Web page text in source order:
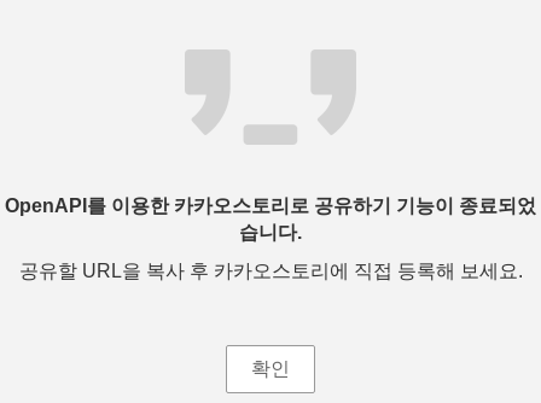
OpenAPI를 이용한 카카오스토리로 공유하기 기능이 종료되었
습니다.
공유할 URL을 복사 후 카카오스토리에 직접 등록해 보세요.
확인